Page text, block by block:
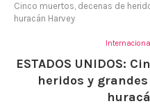
Cinco muertos, decenas de
huracán Harvey
ESTADOS UNIDOS:
heridos y